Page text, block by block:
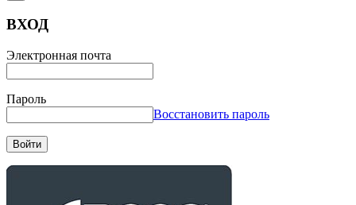
ВХОД
Электронная почта
Пароль
Восстановить пароль
Войти